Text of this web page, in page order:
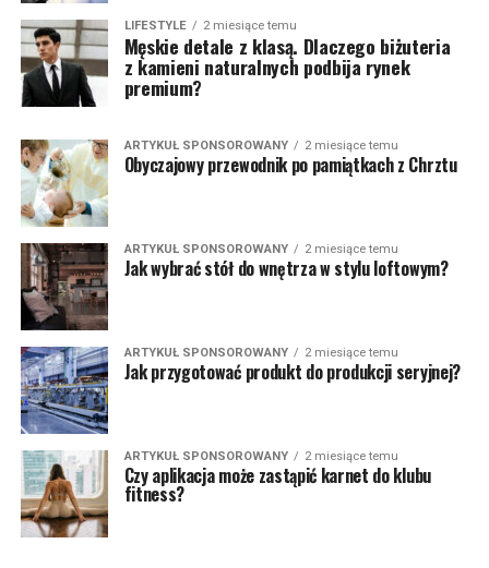
LIFESTYLE 2 miesiące temu
Męskie detale z klasą. Dlaczego biżuteria
z kamieni naturalnych podbija rynek
premium?
ARTYKUŁ SPONSOROWANY 2 miesiące temu
Obyczajowy przewodnik po pamiątkach z Chrztu
ARTYKUŁ SPONSOROWANY 2 miesiące temu
Jak wybrać stół do wnętrza w stylu loftowym?
ARTYKUŁ SPONSOROWANY 2 miesiące temu
Jak przygotować produkt do produkcji seryjnej?
ARTYKUŁ SPONSOROWANY 2 miesiące temu
Czy aplikacja może zastąpić karnet do klubu
fitness?